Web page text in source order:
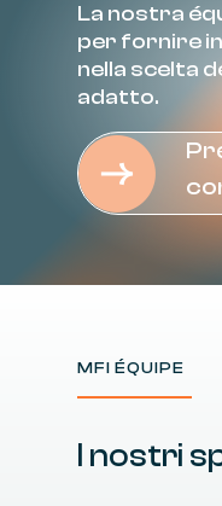
La nostra
per fornire
nella scelta
adatto.
MFI ÉQUIPE
nostri